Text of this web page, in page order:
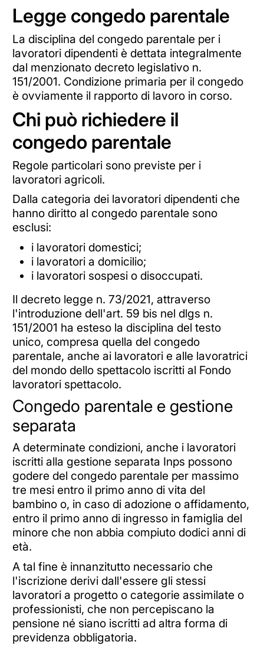
Legge congedo parentale
La disciplina del congedo parentale per i
lavoratori dipendenti è dettata integralmente
dal menzionato decreto legislativo n.
151/2001. Condizione primaria per il congedo
è ovviamente il rapporto di lavoro in corso.
Chi può richiedere il
congedo parentale
Regole particolari sono previste per i
lavoratori agricoli.
Dalla categoria dei lavoratori dipendenti che
hanno diritto al congedo parentale sono
esclusi:
i lavoratori domestici;
i lavoratori a domicilio;
i lavoratori sospesi o disoccupati.
Il decreto legge n. 73/2021, attraverso
l'introduzione dell'art. 59 bis nel dlgs n.
151/2001 ha esteso la disciplina del testo
unico, compresa quella del congedo
parentale, anche ai lavoratori e alle lavoratrici
del mondo dello spettacolo iscritti al Fondo
lavoratori spettacolo.
Congedo parentale e gestione
separata
A determinate condizioni, anche i lavoratori
iscritti alla gestione separata Inps possono
godere del congedo parentale per massimo
tre mesi entro il primo anno di vita del
bambino o, in caso di adozione o affidamento,
entro il primo anno di ingresso in famiglia del
minore che non abbia compiuto dodici anni di
età.
A tal fine è innanzitutto necessario che
l'iscrizione derivi dall'essere gli stessi
lavoratori a progetto o categorie assimilate o
professionisti, che non percepiscano la
pensione né siano iscritti ad altra forma di
previdenza obbligatoria.